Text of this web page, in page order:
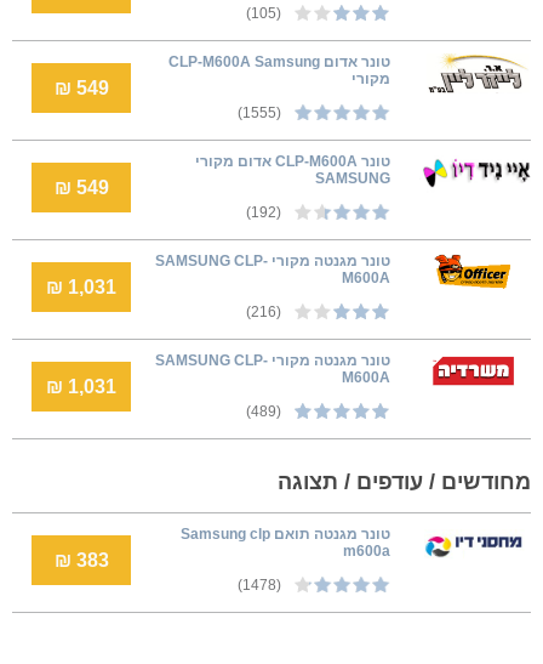
(105)
טונר אדום CLP-M600A Samsung
מקורי
(1555)
549 ₪
טונר CLP-M600A אדום מקורי
SAMSUNG
(192)
549 ₪
טונר מגנטה מקורי SAMSUNG CLP-
M600A
(216)
1,031 ₪
טונר מגנטה מקורי SAMSUNG CLP-
M600A
(489)
1,031 ₪
מחודשים / עודפים / תצוגה
טונר מגנטה תואם Samsung clp
m600a
(1478)
383 ₪